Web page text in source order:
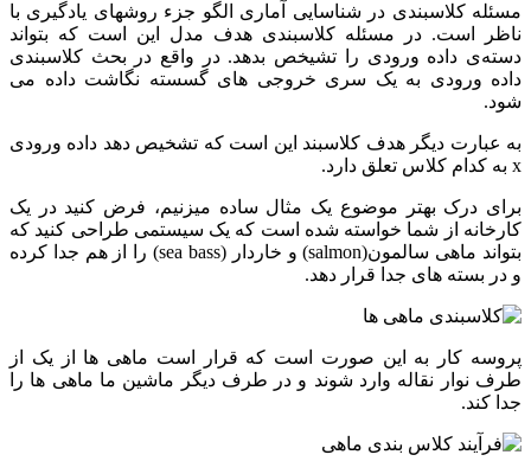
مسئله کلاسبندی در شناسایی آماری الگو جزء روشهای یادگیری با
ناظر است. در مسئله کلاسبندی هدف مدل این است که بتواند
دسته‌ی داده ورودی را تشیخص بدهد. در واقع در بحث کلاسبندی
داده ورودی به یک سری خروجی های گسسته نگاشت داده می
شود.
به عبارت دیگر هدف کلاسبند این است که تشخیص دهد داده ورودی
x به کدام کلاس تعلق دارد.
برای درک بهتر موضوع یک مثال ساده میزنیم، فرض کنید در یک
کارخانه از شما خواسته شده است که یک سیستمی طراحی کنید که
بتواند ماهی سالمون(salmon) و خاردار (sea bass) را از هم جدا کرده
و در بسته های جدا قرار دهد.
پروسه کار به این صورت است که قرار است ماهی ها از یک از
طرف نوار نقاله وارد شوند و در طرف دیگر ماشین ما ماهی ها را
جدا کند.